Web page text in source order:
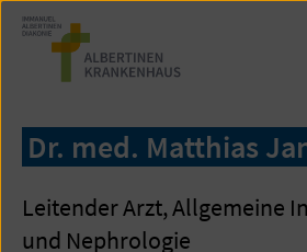
Zum
Seiteninhalt
springen
Dr. med. Matthias
Leitender Arzt, Allgemeine
und Nephrologie